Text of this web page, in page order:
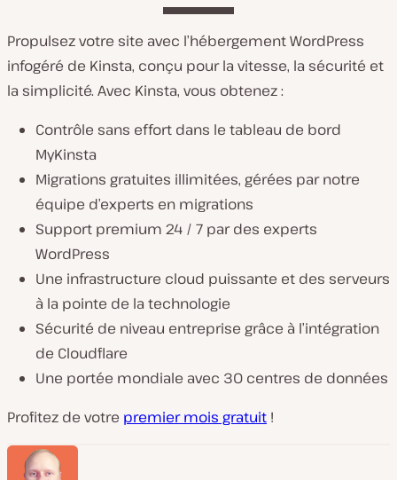
Propulsez votre site avec l’hébergement WordPress
infogéré de Kinsta, conçu pour la vitesse, la sécurité et
la simplicité. Avec Kinsta, vous obtenez :
Contrôle sans effort dans le tableau de bord
MyKinsta
Migrations gratuites illimitées, gérées par notre
équipe d’experts en migrations
Support premium 24 / 7 par des experts
WordPress
Une infrastructure cloud puissante et des serveurs
à la pointe de la technologie
Sécurité de niveau entreprise grâce à l’intégration
de Cloudflare
Une portée mondiale avec 30 centres de données
Profitez de votre premier mois gratuit !